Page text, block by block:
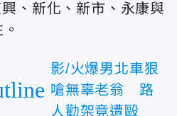
、新化、新市、永康與
影/火爆男北車狠
嗆無辜老翁 路
人勸架竟遭毆